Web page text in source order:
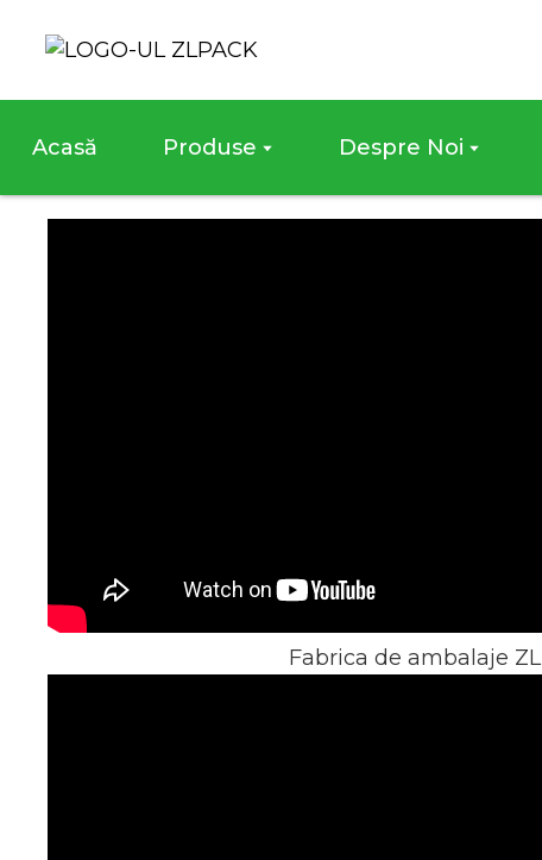
Acasă Produse Despre Noi
Fabrica de ambalaje ZL